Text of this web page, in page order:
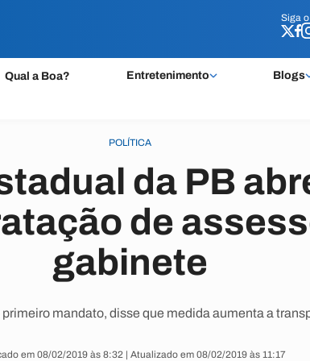
Siga o
Qual a Boa? Entretenimento Blogs
Siga o
POLÍTICA
da PB
de
gabinete
mandato, disse que medida aumenta a
em 08/02/2019 às 8:32 | Atualizado em 08/02/2019 às 11:17